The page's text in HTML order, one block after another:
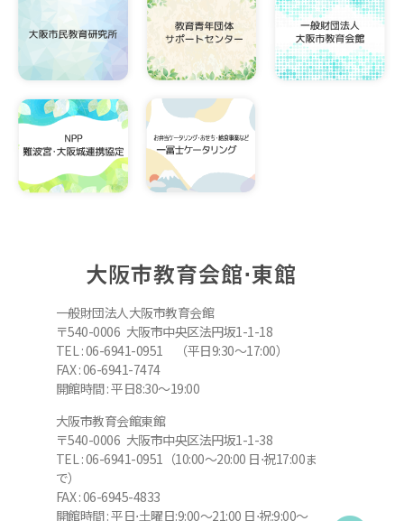
大阪市教育会館⋅東館
一般財団法人大阪市教育会館
〒540-0006 大阪市中央区法円坂1-1-18
TEL : 06-6941-0951 （平日9:30～17:00）
FAX : 06-6941-7474
開館時間 : 平日8:30～19:00
大阪市教育会館東館
〒540-0006 大阪市中央区法円坂1-1-38
TEL : 06-6941-0951（10:00～20:00 日⋅祝17:00ま
で）
FAX : 06-6945-4833
開館時間 : 平日⋅土曜日:9:00～21:00 日⋅祝:9:00～